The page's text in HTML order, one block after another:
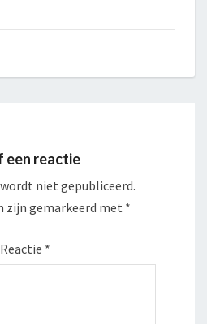
een reactie
niet gepubliceerd.
zijn gemarkeerd met *
Reactie *